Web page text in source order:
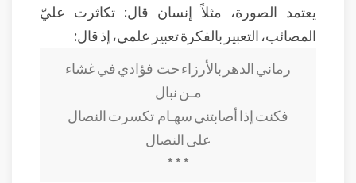
يعتمد الصورة، مثلاً إنسان قال: تكاثرت عليّ
المصائب، التعبير بالفكرة تعبير علمي، إذ قال:
رماني الدهر بالأرزاء حت فؤادي في غشاء
مـن نبال
فكنت إذا أصابتني سهـامتكسرت النصال
على النصال
* * *